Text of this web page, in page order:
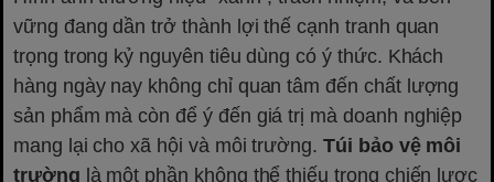
vững đang dần trở thành lợi thế cạnh tranh quan
trọng trong kỷ nguyên tiêu dùng có ý thức. Khách
hàng ngày nay không chỉ quan tâm đến chất lượng
sản phẩm mà còn để ý đến giá trị mà doanh nghiệp
mang lại cho xã hội và môi trường.Túi bảo vệ môi
trường là một phần không thể thiếu trong chiến lược